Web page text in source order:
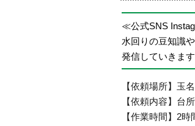
≪公式SNS
水回りの豆知識
発信していきま
【依頼場所】玉
【依頼内容】台
【作業時間】2時